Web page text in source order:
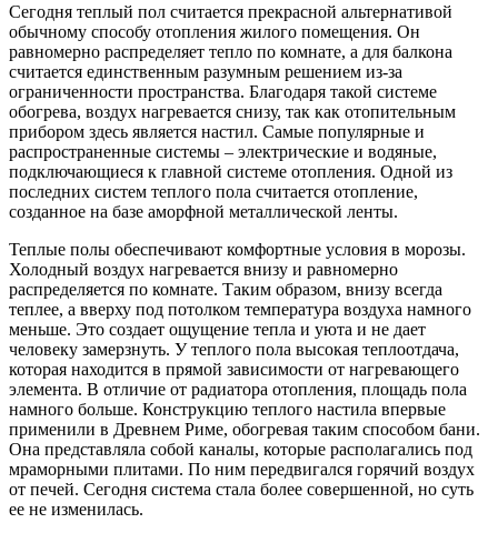
Сегодня теплый пол считается прекрасной альтернативой
обычному способу отопления жилого помещения. Он
равномерно распределяет тепло по комнате, а для балкона
считается единственным разумным решением из-за
ограниченности пространства. Благодаря такой системе
обогрева, воздух нагревается снизу, так как отопительным
прибором здесь является настил. Самые популярные и
распространенные системы – электрические и водяные,
подключающиеся к главной системе отопления. Одной из
последних систем теплого пола считается отопление,
созданное на базе аморфной металлической ленты.
Теплые полы обеспечивают комфортные условия в морозы.
Холодный воздух нагревается внизу и равномерно
распределяется по комнате. Таким образом, внизу всегда
теплее, а вверху под потолком температура воздуха намного
меньше. Это создает ощущение тепла и уюта и не дает
человеку замерзнуть. У теплого пола высокая теплоотдача,
которая находится в прямой зависимости от нагревающего
элемента. В отличие от радиатора отопления, площадь пола
намного больше. Конструкцию теплого настила впервые
применили в Древнем Риме, обогревая таким способом бани.
Она представляла собой каналы, которые располагались под
мраморными плитами. По ним передвигался горячий воздух
от печей. Сегодня система стала более совершенной, но суть
ее не изменилась.